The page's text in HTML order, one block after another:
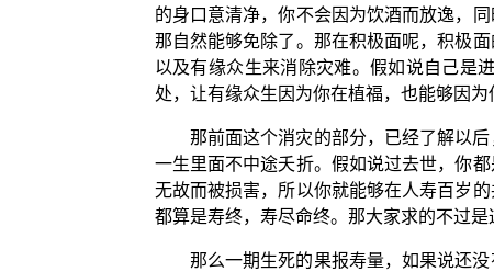
的身口意清净，你不会因为饮酒而放逸，
那自然能够免除了。那在积极面呢，积极
以及有缘众生来消除灾难。假如说自己是
处，让有缘众生因为你在植福，也能够因为
那前面这个消灾的部分，已经了解以
一生里面不中途夭折。假如说过去世，你
无故而被损害，所以你就能够在人寿百岁
都算是寿终，寿尽命终。那大家求的不过
那么一期生死的果报寿量，如果说还